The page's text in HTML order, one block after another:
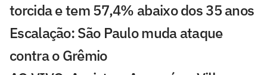
torcida e tem 57,4% abaixo dos 35 anos
Escalação: São Paulo muda ataque
contra o Grêmio